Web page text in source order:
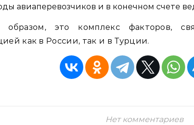
авиаперевозчиков и в конечном счете
образом, это комплекс факторов,
как в России, так и в Турции.
Нет комментариев